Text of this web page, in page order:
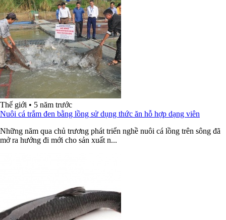
Thế giới • 5 năm trước
Nuôi cá trắm đen bằng lồng sử dụng thức ăn hỗ hợp dạng viên
Những năm qua chủ trương phát triển nghề nuôi cá lồng trên sông đã
mở ra hướng đi mới cho sản xuất n...